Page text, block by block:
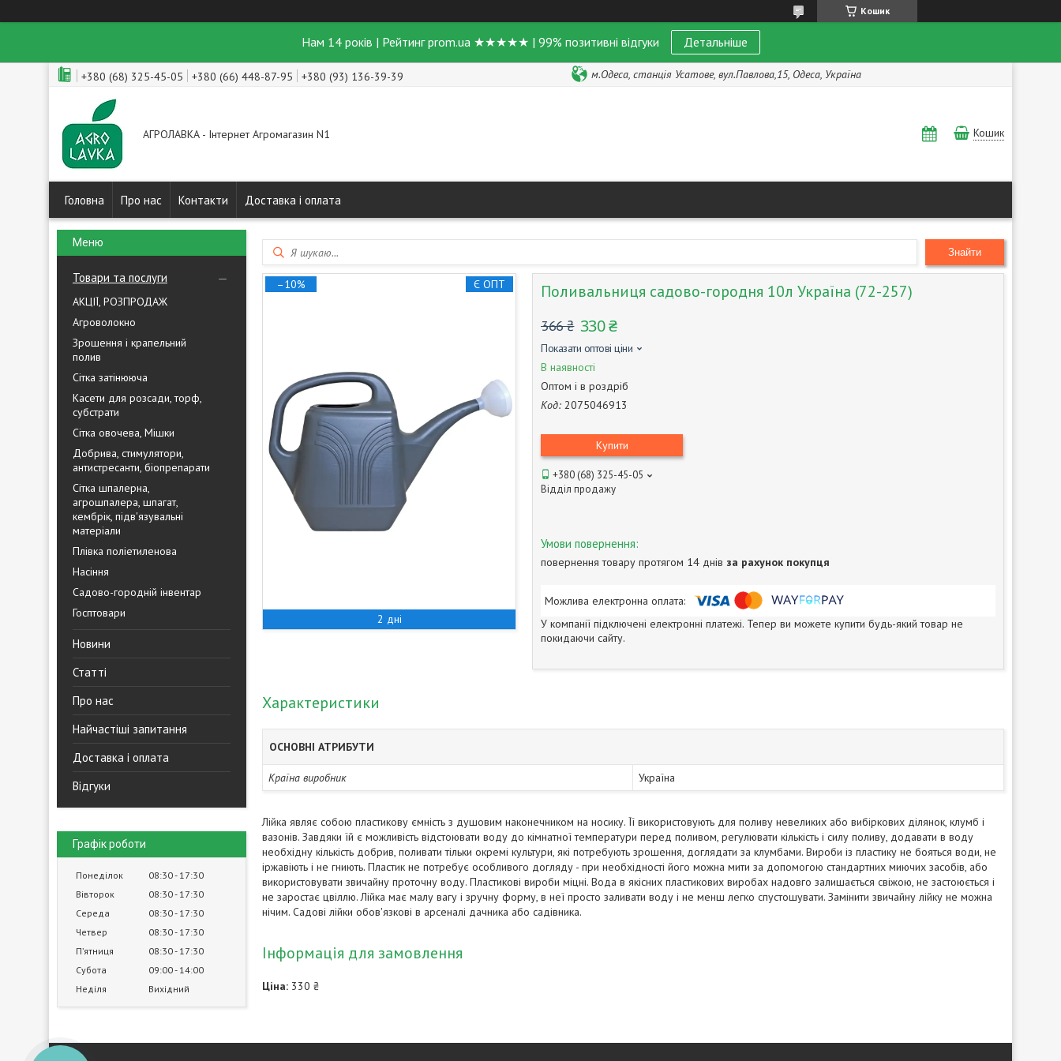
Кошик
Нам 14 років | Рейтинг prom.ua ★★★★★ | 99% позитивні відгуки Детальніше
+380 (68) 325-45-05 +380 (66) 448-87-95 +380 (93) 136-39-39 м.Одеса, станція Усатове, вул.Павлова,15, Одеса, Україна
АГРОЛАВКА - Інтернет Агромагазин N1 Кошик
Головна Про нас Контакти Доставка і оплата
Товари та послуги
АКЦІЇ, РОЗПРОДАЖ
Агроволокно
Зрошення і крапельний
полив
Сітка затінююча
Касети для розсади, торф,
субстрати
Сітка овочева, Мішки
Добрива, стимулятори,
антистресанти, біопрепарати
Сітка шпалерна,
агрошпалера, шпагат,
кембрік, підв'язувальні
матеріали
Плівка поліетиленова
Насіння
Садово-городній інвентар
Госптовари
Новини
Статті
Про нас
Найчастіші запитання
Доставка і оплата
Відгуки
Графік роботи
Понеділок 08:30 17:30
Вівторок
08:30 17:30
Середа
08:30 17:30
Четвер
08:30 17:30
Пʼятниця
08:30 17:30
Субота
09:00 14:00
Неділя
Вихідний
Знайти
Є ОПТ
–10%
2 дні
Поливальниця садово-городня 10л Україна (72-257)
366 ₴ 330 ₴
Показати оптові ціни
В наявності
Оптом і в роздріб
Код: 2075046913
Купити
+380 (68) 325-45-05
Відділ продажу
повернення товару протягом 14 днів за рахунок покупця
У компанії підключені електронні платежі. Тепер ви можете купити будь-який товар не
покидаючи сайту.
Характеристики
ОСНОВНІ АТРИБУТИ
Країна виробник Україна
Лійка являє собою пластикову ємність з душовим наконечником на носику. Її використовують для поливу невеликих або вибіркових ділянок, клумб і
вазонів. Завдяки їй є можливість відстоювати воду до кімнатної температури перед поливом, регулювати кількість і силу поливу, додавати в воду
необхідну кількість добрив, поливати тільки окремі культури, які потребують зрошення, доглядати за клумбами. Вироби із пластику не бояться води, не
іржавіють і не гниють. Пластик не потребує особливого догляду - при необхідності його можна мити за допомогою стандартних миючих засобів, або
використовувати звичайну проточну воду. Пластикові вироби міцні. Вода в якісних пластикових виробах надовго залишається свіжою, не застоюється і
не заростає цвіллю. Лійка має малу вагу і зручну форму, в неї просто заливати воду і не менш легко спустошувати. Замінити звичайну лійку не можна
нічим. Садові лійки обов'язкові в арсеналі дачника або садівника.
Інформація для замовлення
Ціна: 330 ₴